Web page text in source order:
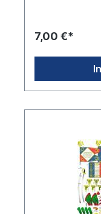
7,00 €*